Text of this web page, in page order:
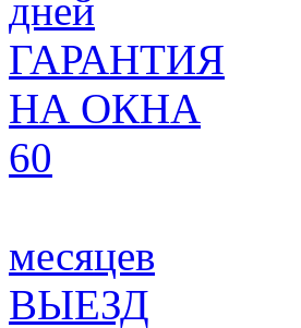
дней
ГАРАНТИЯ
НА ОКНА
60
месяцев
ВЫЕЗД